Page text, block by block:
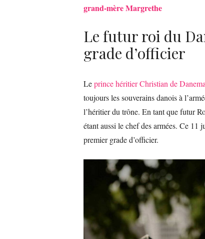
grand-mère Margrethe
Le futur roi du
grade d’officier
Leprince héritier Christian de
toujours les souverains danois à
l’héritier du trône. En tant que futur
étant aussi le chef des armées. Ce
premier grade d’officier.